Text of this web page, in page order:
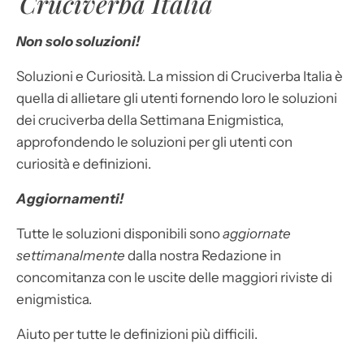
Non solo soluzioni!
Soluzioni e Curiosità. La mission di Cruciverba Italia è
quella di allietare gli utenti fornendo loro le soluzioni
dei cruciverba della Settimana Enigmistica,
approfondendo le soluzioni per gli utenti con
curiosità e definizioni.
Aggiornamenti!
Tutte le soluzioni disponibili sonoaggiornate
settimanalmente dalla nostra Redazione in
concomitanza con le uscite delle maggiori riviste di
enigmistica.
Aiuto per tutte le definizioni più difficili.